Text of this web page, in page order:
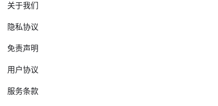
关于我们
隐私协议
免责声明
用户协议
服务条款